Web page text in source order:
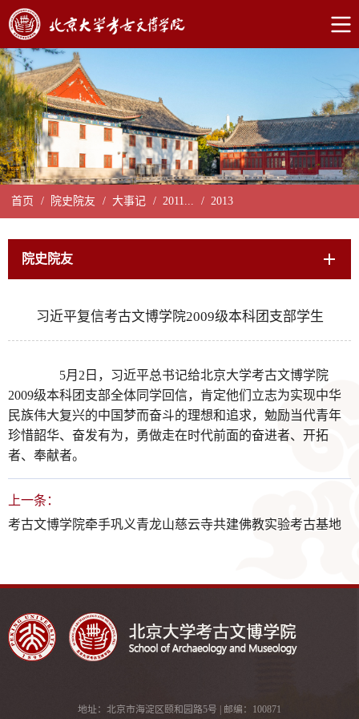
首页 / 院史院友 / 大事记 / 2011... / 2013
院史院友
习近平复信考古文博学院2009级本科团支部学生
5月2日，习近平总书记给北京大学考古文博学院
2009级本科团支部全体同学回信，肯定他们立志为实现中华
民族伟大复兴的中国梦而奋斗的理想和追求，勉励当代青年
珍惜韶华、奋发有为，勇做走在时代前面的奋进者、开拓
者、奉献者。
上一条：
考古文博学院牵手巩义青龙山慈云寺共建佛教实验考古基地
地址：北京市海淀区颐和园路5号 | 邮编：100871